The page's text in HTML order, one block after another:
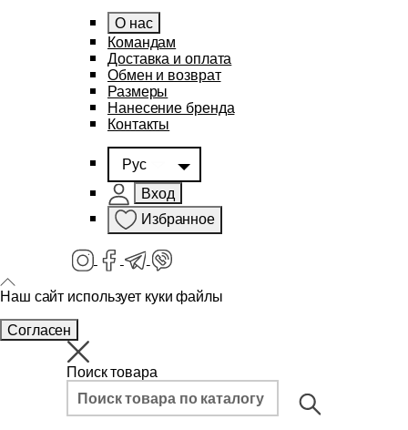
О нас
Командам
Доставка и оплата
Обмен и возврат
Размеры
Нанесение бренда
Контакты
Рус
Вход
Избранное
Наш сайт использует куки файлы
Согласен
Поиск товара